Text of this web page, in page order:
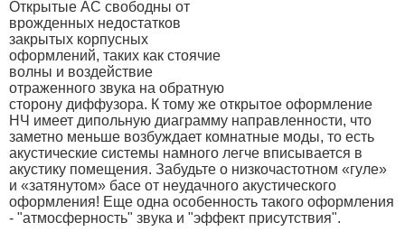
Открытые АС свободны от
врожденных недостатков
закрытых корпусных
оформлений, таких как стоячие
волны и воздействие
отраженного звука на обратную
сторону диффузора. К тому же открытое оформление
НЧ имеет дипольную диаграмму направленности, что
заметно меньше возбуждает комнатные моды, то есть
акустические системы намного легче вписывается в
акустику помещения. Забудьте о низкочастотном «гуле»
и «затянутом» басе от неудачного акустического
оформления! Еще одна особенность такого оформления
- "атмосферность" звука и "эффект присутствия".